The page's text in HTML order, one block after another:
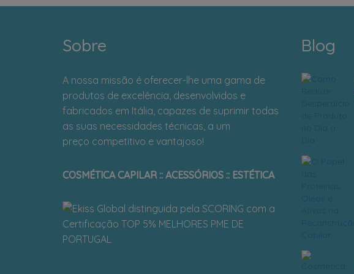
Sobre
A nossa missão é oferecer-lhe uma gama de
produtos de excelência, desenvolvidos e
fabricados em Itália, capazes de suprimir todas
as suas necessidades técnicas, a um
preço competitivo e vantajoso!
COSMÉTICA CAPILAR :: ACESSÓRIOS :: ESTÉTICA
Blog